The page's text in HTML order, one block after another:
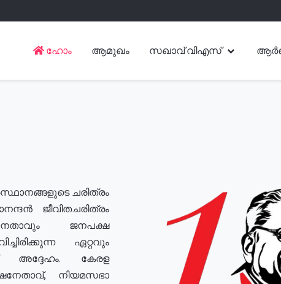
ഹോം ആമുഖം സഖാവ് വിഎസ്
ചരിത്രം
ജീവിതചരിത്രം
ജനപക്ഷ
ഏറ്റവും
അദ്ദേഹം. കേരള
നിയമസഭാ